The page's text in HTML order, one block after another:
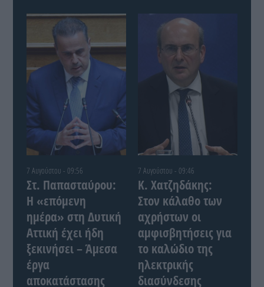
7 Αυγούστου - 09:56
Στ. Παπασταύρου:
Η «επόμενη
ημέρα» στη Δυτική
Αττική έχει ήδη
ξεκινήσει – Άμεσα
έργα
αποκατάστασης
7 Αυγούστου - 09:46
Κ. Χατζηδάκης:
Στον κάλαθο των
αχρήστων οι
αμφισβητήσεις για
το καλώδιο της
ηλεκτρικής
διασύνδεσης